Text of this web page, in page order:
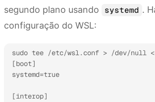
segundo plano usando
systemd .
configuração do WSL:
sudo tee /etc/wsl.conf > /dev/null
[boot]
systemd=true
[interop]